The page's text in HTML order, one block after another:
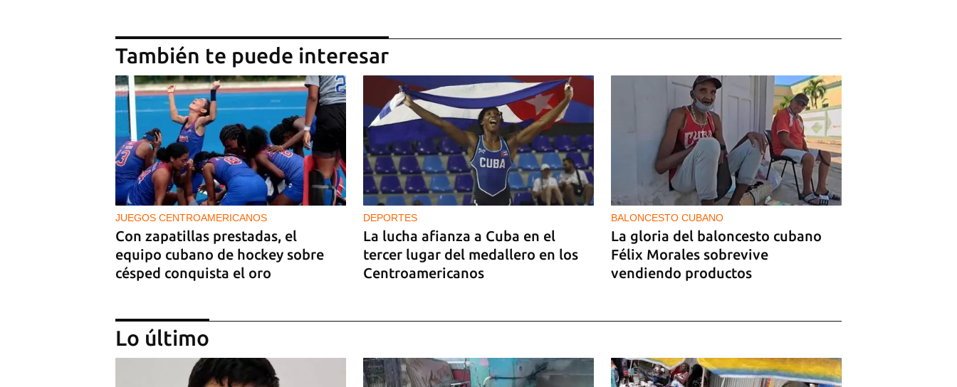
También te puede interesar
JUEGOS CENTROAMERICANOS
Con zapatillas prestadas, el
equipo cubano de hockey sobre
césped conquista el oro
DEPORTES
La lucha afianza a Cuba en el
tercer lugar del medallero en los
Centroamericanos
BALONCESTO CUBANO
La gloria del baloncesto cubano
Félix Morales sobrevive
vendiendo productos
Lo último